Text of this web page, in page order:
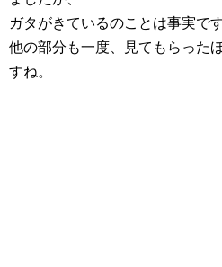
ガタがきているのことは事実です
他の部分も一度、見てもらった
すね。